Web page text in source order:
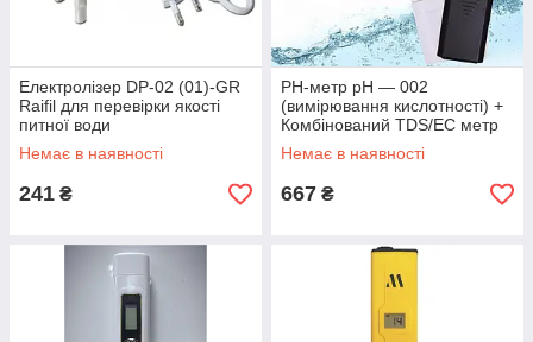
Електролізер DP-02 (01)-GR
Raifil для перевірки якості
питної води
Немає в наявності
241 ₴
РН-метр рН — 002
(вимірювання кислотності) +
Комбінований TDS/EC метр
TES-1 (солемер +
кондукометр)
Немає в наявності
667 ₴